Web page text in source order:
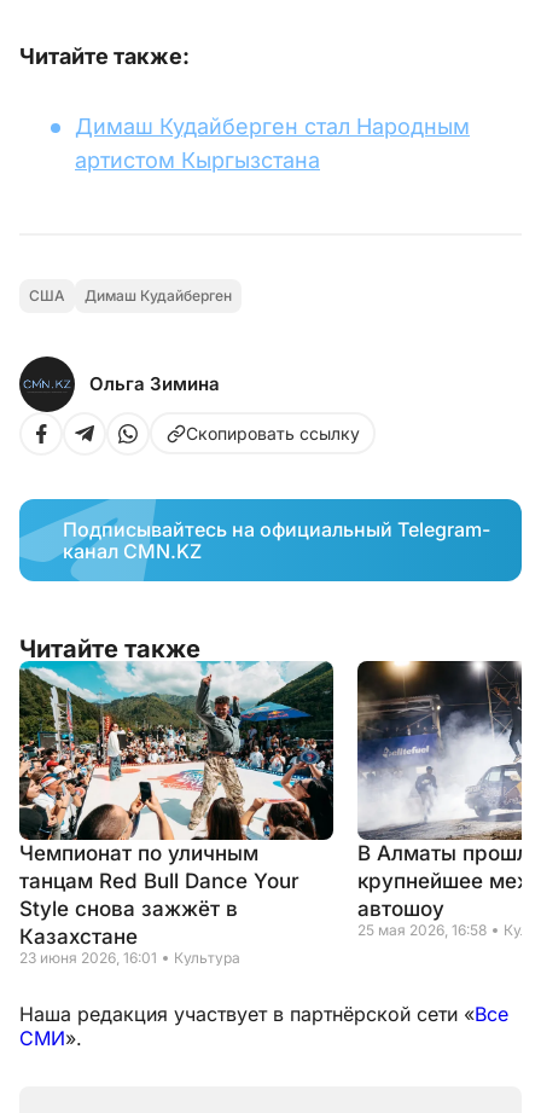
Читайте также:
Димаш Кудайберген стал Народным
артистом Кыргызстана
США Димаш Кудайберген
Ольга Зимина
Скопировать ссылку
Подписывайтесь на официальный Telegram-
канал CMN.KZ
Читайте также
Чемпионат по уличным
танцам Red Bull Dance Your
Style снова зажжёт в
Казахстане
23 июня 2026, 16:01 Культура
В Алматы прошло
крупнейшее
автошоу
25 мая 2026, 16:58
Наша редакция участвует в партнёрской сети «Все
СМИ».